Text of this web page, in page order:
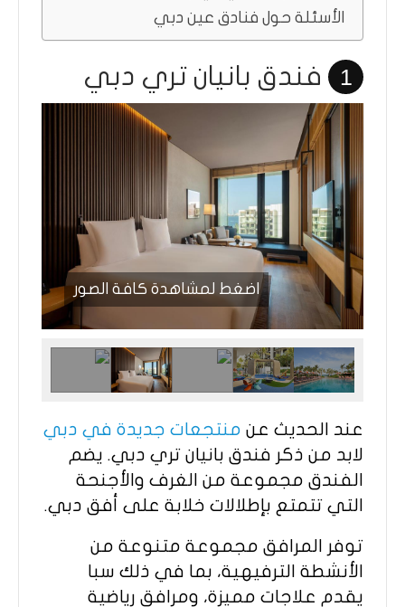
الأسئلة حول فنادق عين دبي
1 فندق بانيان تري دبي
اضغط لمشاهدة كافة الصور
عند الحديث عن منتجعات جديدة في دبي
لابد من ذكر فندق بانيان تري دبي. يضم
الفندق مجموعة من الغرف والأجنحة
التي تتمتع بإطلالات خلابة على أفق دبي.
توفر المرافق مجموعة متنوعة من
الأنشطة الترفيهية، بما في ذلك سبا
يقدم علاجات مميزة، ومرافق رياضية